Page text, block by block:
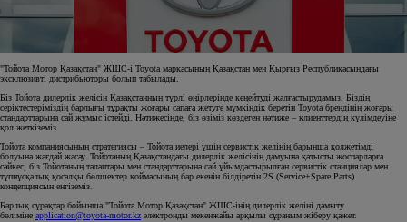
"Тойота Мотор Қазақстан" ЖШС-і Toyota маркасының Қазақстан мен Қырғыз Республикасындағы
эксклюзивті дистрибьюторы болып табылады.
Біз Тойота дилерлік желісін Қазақстанның түрлі өңірлерінде кеңейтуді жалғастырудамыз. Біздің
серіктестеріміздің барлығы тұрақты жоғары сапаға жетуге мүмкіндік беретін Toyota брендінің жоғары
стандарттарына сай жұмыс істейді. Нәтижесінде, біз өзіміз көздеген нәтиже – клиенттердің күлімдеуіне
қол жеткіземіз.
Тойота компаниясының стратегиясы – Тойота иелері үшін сервистік желінің барынша қолжетімді
болуына жағдай жасау. Тойотаның Қазақстандағы дилерлік желісінің дамуына қатысты жоспарларға
сәйкес, біз Тойотаның талаптары мен стандарттарына сай ұйымдастырылған сервистік станциялар мен
түпнұсқалық қосалқы бөлшектер қоймасының бар екенін білдіретін 2S (Service+Spare Parts)
концепциясын енгіземіз.
Барлық сұрақтар бойынша "Тойота Мотор Қазақстан" ЖШС-інің дилерлік желіні дамыту
бөліміне application@toyota-motor.kz электронды мекенжайы арқылы сұраным жіберу қажет.